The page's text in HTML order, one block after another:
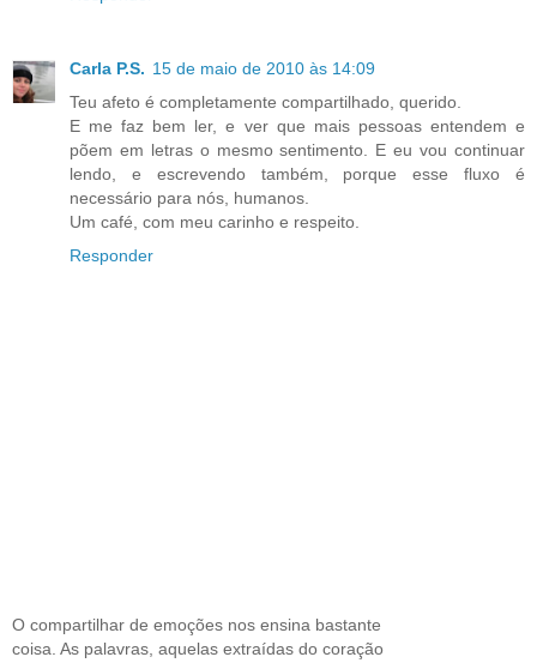
Carla P.S. 15 de maio de 2010 às 14:09
Teu afeto é completamente compartilhado, querido.
E me faz bem ler, e ver que mais pessoas entendem e
põem em letras o mesmo sentimento. E eu vou continuar
lendo, e escrevendo também, porque esse fluxo é
necessário para nós, humanos.
Um café, com meu carinho e respeito.
Responder
O compartilhar de emoções nos ensina bastante
coisa. As palavras, aquelas extraídas do coração